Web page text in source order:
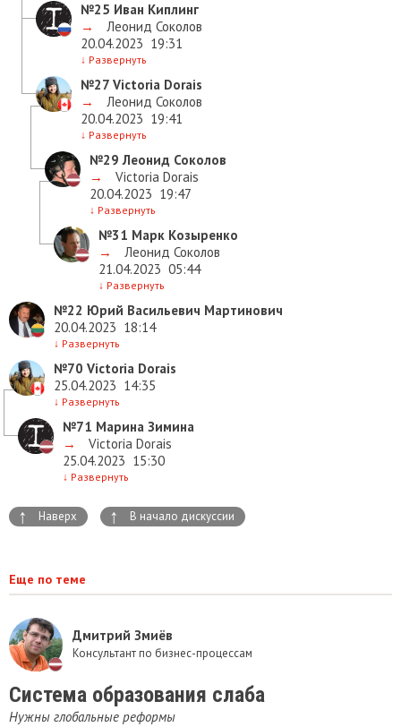
№25 Иван Киплинг
→
Леонид Соколов
20.04.2023 19:31
↓ Развернуть
№27 Victoria Dorais
→
Леонид Соколов
20.04.2023 19:41
↓ Развернуть
№29 Леонид Соколов
→
Victoria Dorais
20.04.2023 19:47
↓ Развернуть
№31 Марк Козыренко
→
Леонид Соколов
21.04.2023 05:44
↓ Развернуть
№22 Юрий Васильевич Мартинович
20.04.2023 18:14
↓ Развернуть
№70 Victoria Dorais
25.04.2023 14:35
↓ Развернуть
№71 Марина Зимина
→
Victoria Dorais
25.04.2023 15:30
↓ Развернуть
↑ Наверх ↑ В начало дискуссии
Еще по теме
Дмитрий Змиёв
Консультант по бизнес-процессам
Система образования слаба
Нужны глобальные реформы